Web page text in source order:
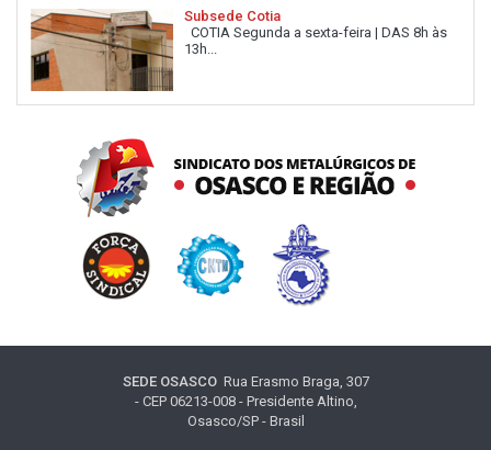
Subsede Cotia
COTIA Segunda a sexta-feira | DAS 8h às
13h...
SEDE OSASCORua Erasmo Braga, 307
- CEP 06213-008 - Presidente Altino,
Osasco/SP - Brasil